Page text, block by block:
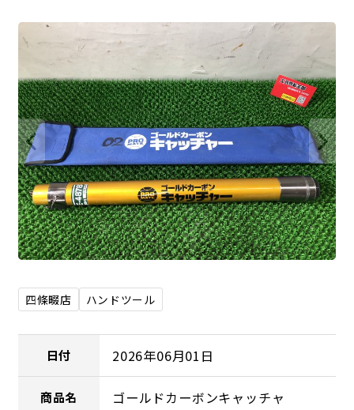
四條畷店 ハンドツール
日付 2026年06月01日
商品名 ゴールドカーボンキャッチャ